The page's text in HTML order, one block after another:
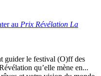
au Prix Révélation La
guider le festival (O)ff des
qu’elle mène en...